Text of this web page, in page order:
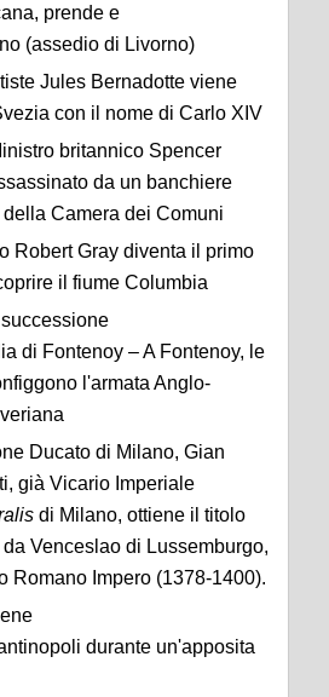
prende e
(assedio di Livorno)
Jules Bernadotte viene
con il nome di Carlo XIV
britannico Spencer
da un banchiere
Camera dei Comuni
Robert Gray diventa il primo
il fiume Columbia
di Fontenoy – A Fontenoy, le
l'armata Anglo-
Ducato di Milano, Gian
già Vicario Imperiale
di Milano, ottiene il titolo
Venceslao di Lussemburgo,
Romano Impero (1378-1400).
durante un'apposita